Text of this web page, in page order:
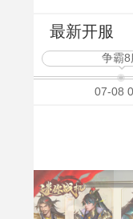
最新开服
争霸8
07-08